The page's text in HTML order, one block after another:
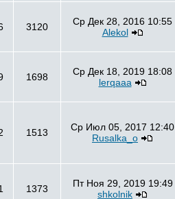
3120
Ср Дек 28, 2016 10:55
Alekol
1698
Ср Дек 18, 2019 18:08
lerqaaa
1513
Ср Июл 05, 2017 12:40
Rusalka_o
1373
Пт Ноя 29, 2019 19:49
shkolnik